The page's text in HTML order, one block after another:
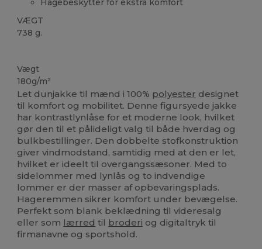
Hagebeskytter for ekstra komfort
VÆGT
738 g.
Vægt
180g/m²
Let dunjakke til mænd i 100% polyester designet
til komfort og mobilitet. Denne figursyede jakke
har kontrastlynlåse for et moderne look, hvilket
gør den til et pålideligt valg til både hverdag og
bulkbestillinger. Den dobbelte stofkonstruktion
giver vindmodstand, samtidig med at den er let,
hvilket er ideelt til overgangssæsoner. Med to
sidelommer med lynlås og to indvendige
lommer er der masser af opbevaringsplads.
Hageremmen sikrer komfort under bevægelse.
Perfekt som blank beklædning til videresalg
eller som lærred til broderi og digitaltryk til
firmanavne og sportshold.